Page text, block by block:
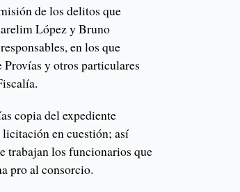
de los delitos que
López y Bruno
en los que
y otros particulares
copia del expediente
en cuestión; así
trabajan los funcionarios que
pro al consorcio.